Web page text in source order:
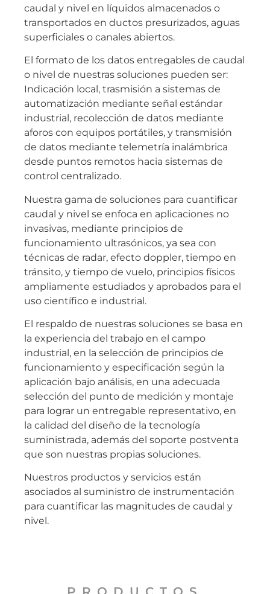
caudal y nivel en líquidos almacenados o
transportados en ductos presurizados, aguas
superficiales o canales abiertos.
El formato de los datos entregables de caudal
o nivel de nuestras soluciones pueden ser:
Indicación local, trasmisión a sistemas de
automatización mediante señal estándar
industrial, recolección de datos mediante
aforos con equipos portátiles, y transmisión
de datos mediante telemetría inalámbrica
desde puntos remotos hacia sistemas de
control centralizado.
Nuestra gama de soluciones para cuantificar
caudal y nivel se enfoca en aplicaciones no
invasivas, mediante principios de
funcionamiento ultrasónicos, ya sea con
técnicas de radar, efecto doppler, tiempo en
tránsito, y tiempo de vuelo, principios físicos
ampliamente estudiados y aprobados para el
uso científico e industrial.
El respaldo de nuestras soluciones se basa en
la experiencia del trabajo en el campo
industrial, en la selección de principios de
funcionamiento y especificación según la
aplicación bajo análisis, en una adecuada
selección del punto de medición y montaje
para lograr un entregable representativo, en
la calidad del diseño de la tecnología
suministrada, además del soporte postventa
que son nuestras propias soluciones.
Nuestros productos y servicios están
asociados al suministro de instrumentación
para cuantificar las magnitudes de caudal y
nivel.